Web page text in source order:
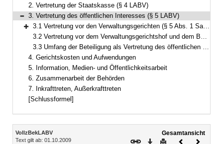
2. Vertretung der Staatskasse (§ 4 LABV)
Bereich reduzieren
3. Vertretung des öffentlichen Interesses (§ 5 LABV)
Bereich erweitern
3.1 Vertretung vor den Verwaltungsgerichten (§ 5 Abs. 1 Satz 1 Nr. 1, Abs. 3 LABV)
3.2 Vertretung vor dem Verwaltungsgerichtshof und dem Bundesverwaltungsgericht (§ 5 Abs. 1 Satz 1 Nr. 2, Abs. 3 LABV)
3.3 Umfang der Beteiligung als Vertretung des öffentlichen Interesses
4. Gerichtskosten und Aufwendungen
5. Information, Medien- und Öffentlichkeitsarbeit
6. Zusammenarbeit der Behörden
7. Inkrafttreten, Außerkrafttreten
[Schlussformel]
Inhalt
VollzBekLABV
Text gilt ab: 01.10.2009
Gesamtansicht
Download
DruckenVorheriges